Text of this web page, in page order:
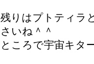
残りはプトティラ
さいね＾＾
ところで宇宙キタ